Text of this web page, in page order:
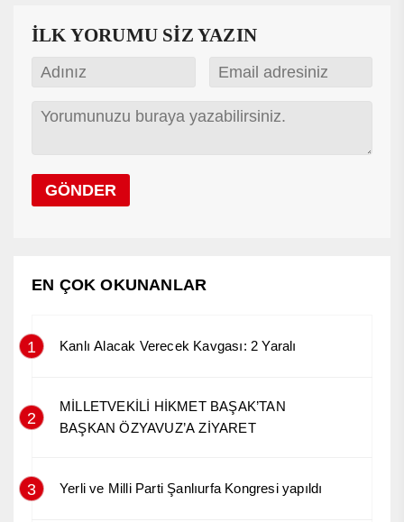
İLK YORUMU SİZ YAZIN
EN ÇOK OKUNANLAR
1 Kanlı Alacak Verecek Kavgası: 2 Yaralı
2
MİLLETVEKİLİ HİKMET BAŞAK’TAN
BAŞKAN ÖZYAVUZ’A ZİYARET
3 Yerli ve Milli Parti Şanlıurfa Kongresi yapıldı